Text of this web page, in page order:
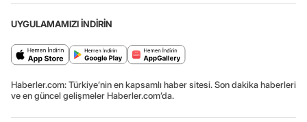
UYGULAMAMIZI İNDİRİN
Haberler.com: Türkiye’nin en kapsamlı haber sitesi. Son dakika haberleri
ve en güncel gelişmeler Haberler.com’da.